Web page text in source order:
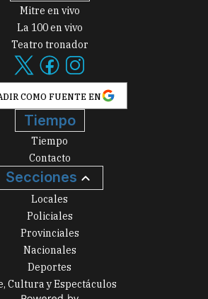
Mitre en vivo
La 100 en vivo
Teatro tronador
COMO FUENTE EN
Tiempo
Tiempo
Contacto
Secciones
Locales
Policiales
Provinciales
Nacionales
Deportes
Cultura y Espectáculos